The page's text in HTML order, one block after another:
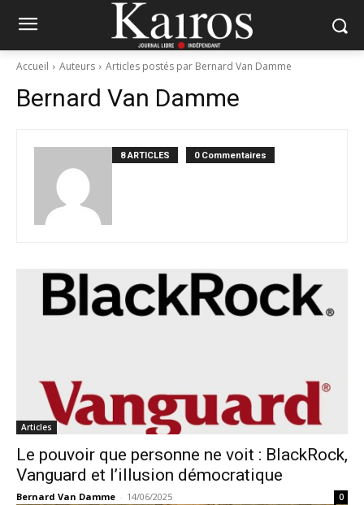
Accueil Auteurs Articles postés par Bernard Van Damme
Bernard Van Damme
8 ARTICLES 0 Commentaires
Articles
Le pouvoir que personne ne voit : BlackRock,
Vanguard et l’illusion démocratique
Bernard Van Damme - 14/06/2025 0